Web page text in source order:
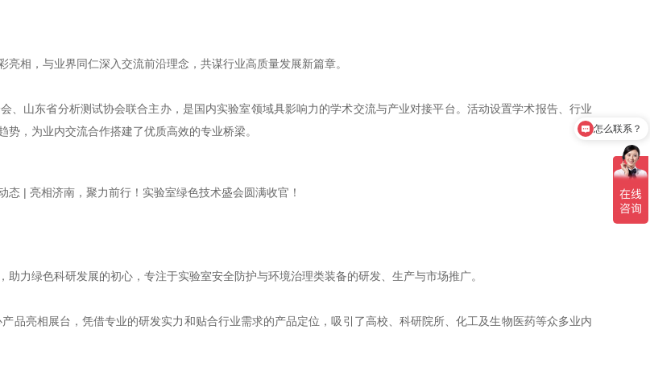
怎么联系？
，与业界同仁深入交流前沿理念，共谋行业高质量发展新篇章。
山东省分析测试协会联合主办，是国内实验室领域具影响力的学术交流与产业对接平台。活动设置学术报告、行业
，为业内交流合作搭建了优质高效的专业桥梁。
绿色科研发展的初心，专注于实验室安全防护与环境治理类装备的研发、生产与市场推广。
亮相展台，凭借专业的研发实力和贴合行业需求的产品定位，吸引了高校、科研院所、化工及生物医药等众多业内